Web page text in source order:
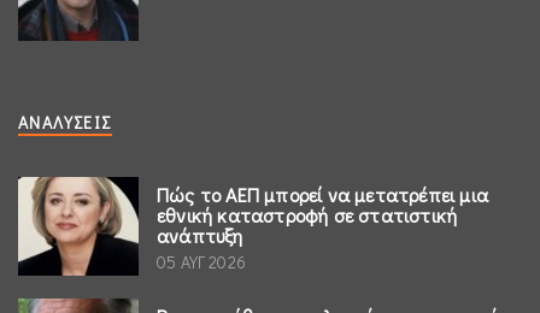
ΑΝΑΛΎΣΕΙΣ
Πώς το ΑΕΠ μπορεί να μετατρέπει μια
εθνική καταστροφή σε στατιστική
ανάπτυξη
05 ΑΥΓ 2026